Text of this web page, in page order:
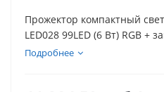
Прожектор компактный
LED028 99LED (6 Вт) RGB +
Подробнее